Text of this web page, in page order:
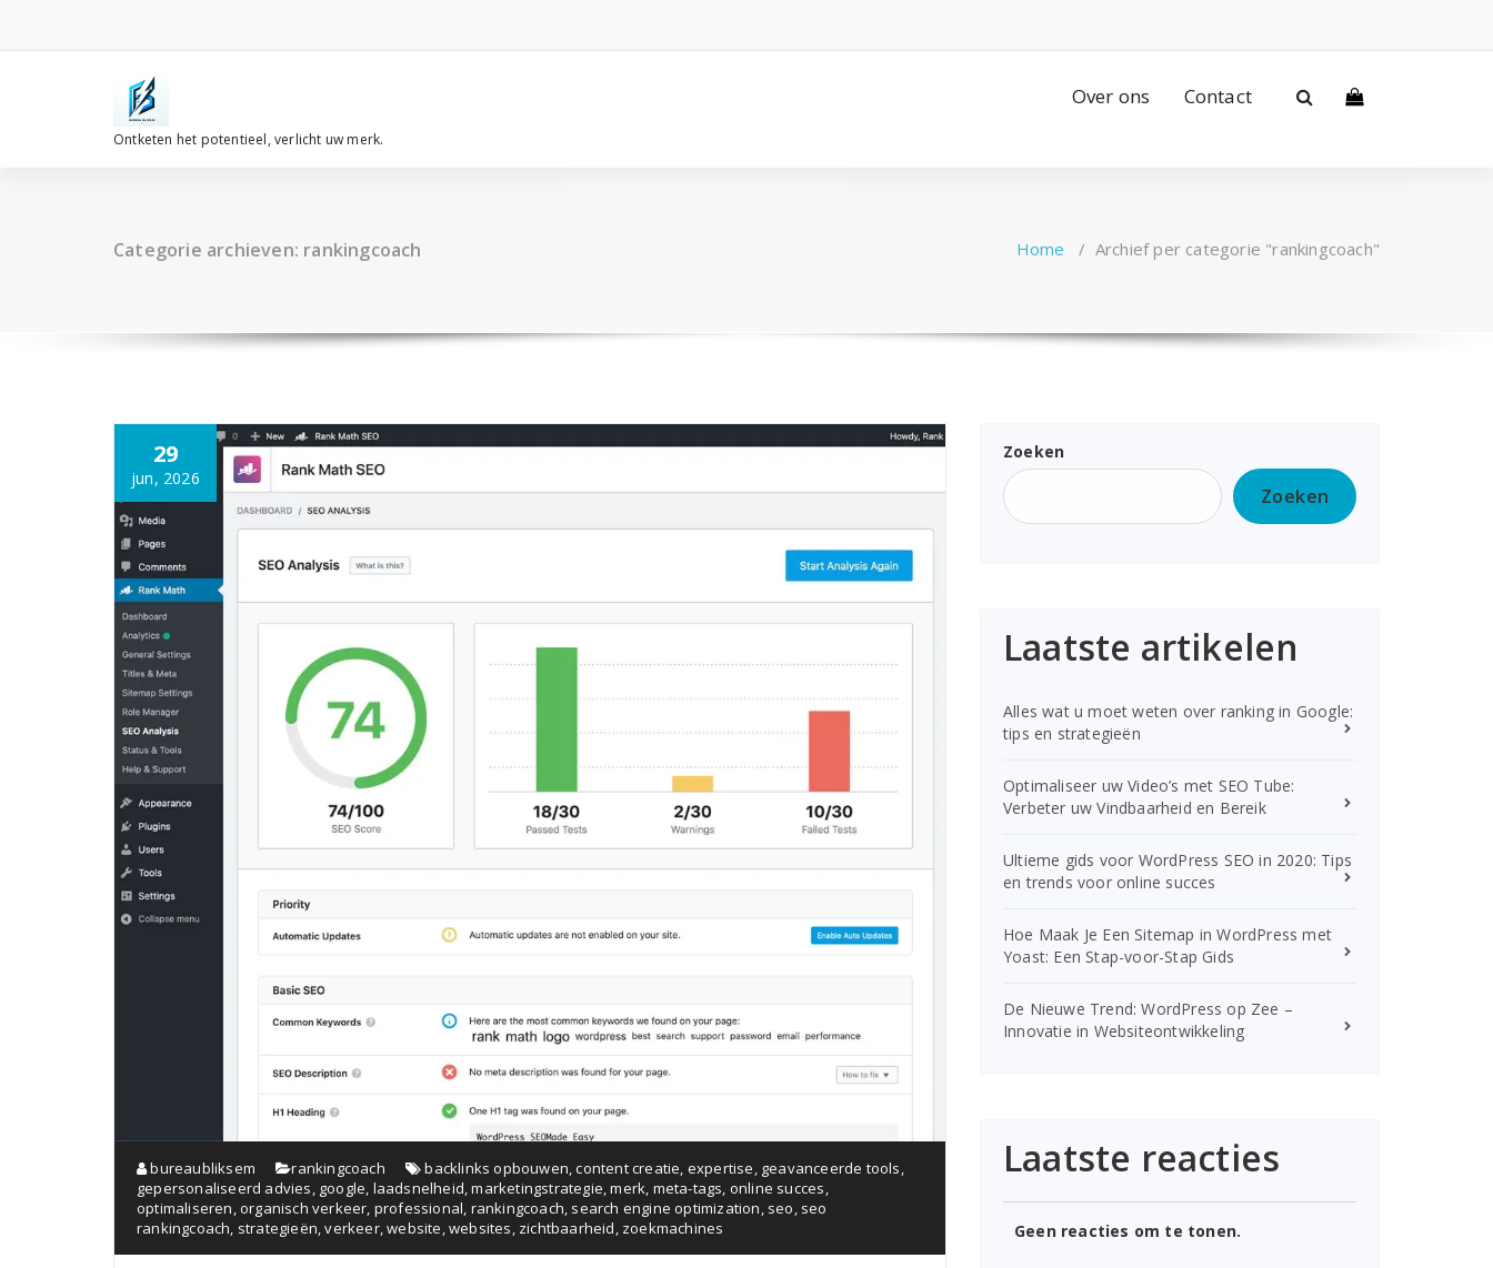
de
Ontketen het potentieel, verlicht uw merk.
Over ons Contact
Categorie archieven: rankingcoach Home / Archief per categorie "rankingcoach"
29
jun, 2026
bureaubliksem rankingcoach backlinks opbouwen,content creatie, expertise, geavanceerde tools,
gepersonaliseerd advies, google, laadsnelheid,marketingstrategie,merk, meta-tags, online succes,
optimaliseren,organisch verkeer, professional, rankingcoach, search engine optimization, seo, seo
rankingcoach, strategieën,verkeer,website,websites, zichtbaarheid, zoekmachines
Zoeken
Zoeken
Laatste artikelen
Alles wat u moet weten over ranking in Google:
tips en strategieën
Optimaliseer uw Video’s met SEO Tube:
Verbeter uw Vindbaarheid en Bereik
Ultieme gids voor WordPress SEO in 2020: Tips
en trends voor online succes
Hoe Maak Je Een Sitemap in WordPress met
Yoast: Een Stap-voor-Stap Gids
De Nieuwe Trend: WordPress op Zee –
Innovatie in Websiteontwikkeling
Laatste reacties
Geen reacties om te tonen.